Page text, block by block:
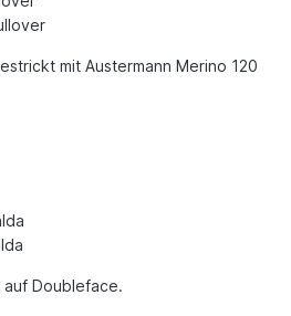
mit Austermann Merino 120
auf Doubleface.